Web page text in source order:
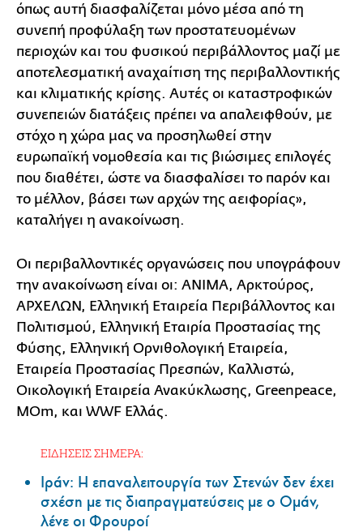
όπως αυτή διασφαλίζεται μόνο μέσα από τη
συνεπή προφύλαξη των προστατευομένων
περιοχών και του φυσικού περιβάλλοντος μαζί με
αποτελεσματική αναχαίτιση της περιβαλλοντικής
και κλιματικής κρίσης. Αυτές οι καταστροφικών
συνεπειών διατάξεις πρέπει να απαλειφθούν, με
στόχο η χώρα μας να προσηλωθεί στην
ευρωπαϊκή νομοθεσία και τις βιώσιμες επιλογές
που διαθέτει, ώστε να διασφαλίσει το παρόν και
το μέλλον, βάσει των αρχών της αειφορίας»,
καταλήγει η ανακοίνωση.
Οι περιβαλλοντικές οργανώσεις που υπογράφουν
την ανακοίνωση είναι οι: ΑΝΙΜΑ, Αρκτούρος,
ΑΡΧΕΛΩΝ, Ελληνική Εταιρεία Περιβάλλοντος και
Πολιτισμού, Ελληνική Εταιρία Προστασίας της
Φύσης, Ελληνική Ορνιθολογική Εταιρεία,
Εταιρεία Προστασίας Πρεσπών, Καλλιστώ,
Οικολογική Εταιρεία Ανακύκλωσης, Greenpeace,
MΟm, και WWF Ελλάς.
ΕΙΔΗΣΕΙΣ ΣΗΜΕΡΑ:
Ιράν: Η επαναλειτουργία των Στενών δεν έχει
σχέση με τις διαπραγματεύσεις με ο Ομάν,
λένε οι Φρουροί